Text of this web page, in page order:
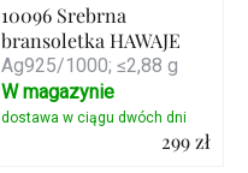
10096 Srebrna
bransoletka HAWAJE
Ag925/1000; ≤2,88 g
299 zł
W magazynie